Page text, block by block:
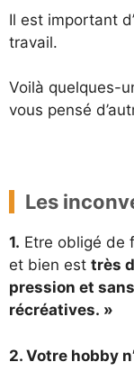
Il est important
travail.
Voilà quelques-
vous pensé
Les
1. Etre obligé de
et bien est très
pression et
récréatives. »
2. Votre hobby